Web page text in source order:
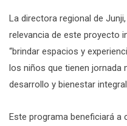
La directora regional de
relevancia de este proyecto
“brindar espacios y
los niños que tienen jornada
desarrollo y bienestar
Este programa beneficiará a